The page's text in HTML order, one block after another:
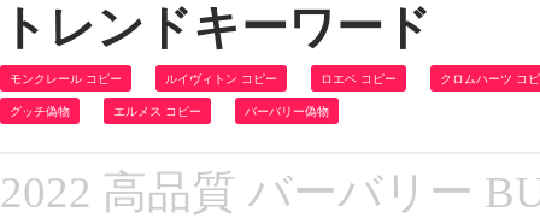
トレンドキーワード
モンクレール コピー ルイヴィトン コピー ロエベ コピー クロムハーツ コ
グッチ偽物 エルメス コピー バーバリー偽物
2022 高品質 バーバリー